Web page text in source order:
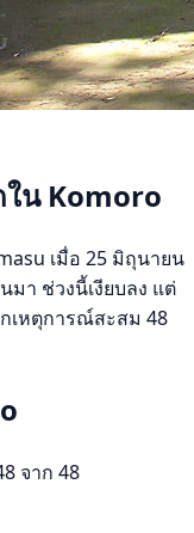
น Komoro
เมื่อ 25 มิถุนายน
มา ช่วงนี้เงียบลง แต่
หตุการณ์สะสม 48
จาก 48